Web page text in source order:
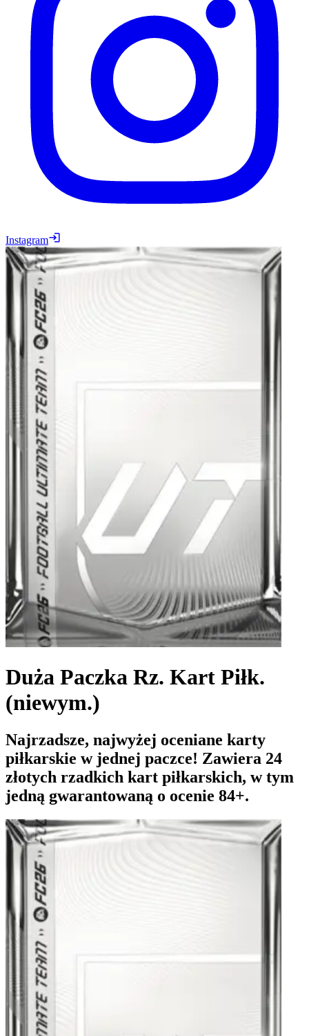
Instagram
Duża Paczka Rz. Kart Piłk.
(niewym.)
Najrzadsze, najwyżej oceniane karty
piłkarskie w jednej paczce! Zawiera 24
złotych rzadkich kart piłkarskich, w tym
jedną gwarantowaną o ocenie 84+.